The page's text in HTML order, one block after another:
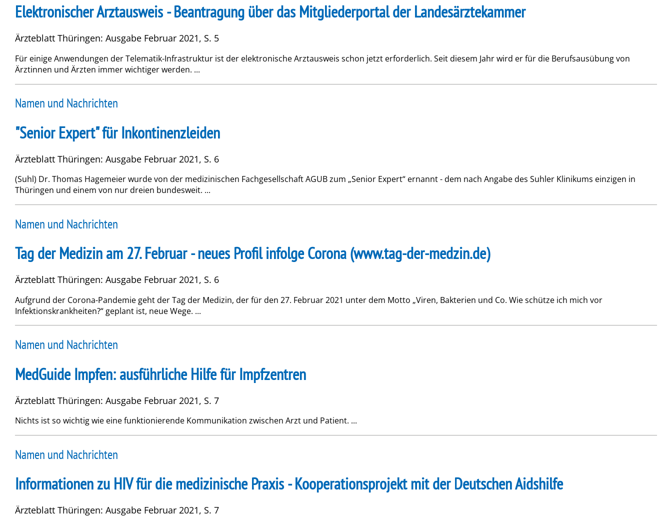
Elektronischer Arztausweis - Beantragung über das Mitgliederportal der Landesärztekammer
Ärzteblatt Thüringen: Ausgabe Februar 2021, S. 5
Für einige Anwendungen der Telematik-Infrastruktur ist der elektronische Arztausweis schon jetzt erforderlich. Seit diesem Jahr wird er für die Berufsausübung von
Ärztinnen und Ärzten immer wichtiger werden. ...
Namen und Nachrichten
"Senior Expert" für Inkontinenzleiden
Ärzteblatt Thüringen: Ausgabe Februar 2021, S. 6
(Suhl) Dr. Thomas Hagemeier wurde von der medizinischen Fachgesellschaft AGUB zum „Senior Expert“ ernannt - dem nach Angabe des Suhler Klinikums einzigen in
Thüringen und einem von nur dreien bundesweit. ...
Namen und Nachrichten
Tag der Medizin am 27. Februar - neues Profil infolge Corona (www.tag-der-medzin.de)
Ärzteblatt Thüringen: Ausgabe Februar 2021, S. 6
Aufgrund der Corona-Pandemie geht der Tag der Medizin, der für den 27. Februar 2021 unter dem Motto „Viren, Bakterien und Co. Wie schütze ich mich vor
Infektionskrankheiten?“ geplant ist, neue Wege. ...
Namen und Nachrichten
MedGuide Impfen: ausführliche Hilfe für Impfzentren
Ärzteblatt Thüringen: Ausgabe Februar 2021, S. 7
Nichts ist so wichtig wie eine funktionierende Kommunikation zwischen Arzt und Patient. ...
Namen und Nachrichten
Informationen zu HIV für die medizinische Praxis - Kooperationsprojekt mit der Deutschen Aidshilfe
Ärzteblatt Thüringen: Ausgabe Februar 2021, S. 7